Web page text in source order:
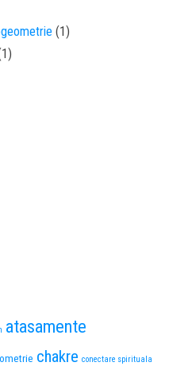
(1)
atasamente
chakre conectare spirituala